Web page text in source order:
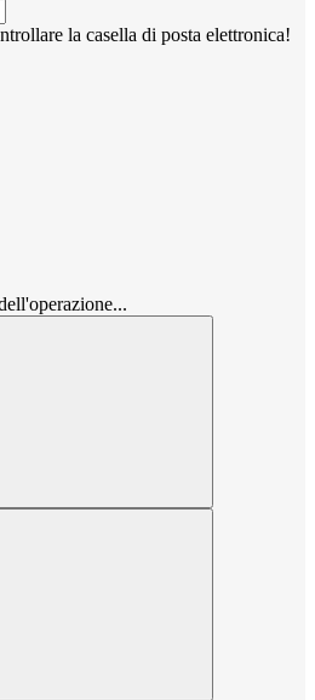
la casella di posta elettronica!